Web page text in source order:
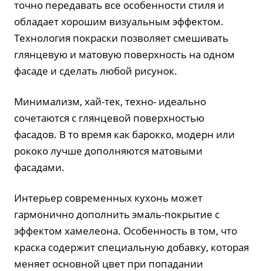
точно передавать все особенности стиля и
обладает хорошим визуальным эффектом.
Технология покраски позволяет смешивать
глянцевую и матовую поверхность на одном
фасаде и сделать любой рисунок.
Минимализм, хай-тек, техно- идеально
сочетаются с глянцевой поверхностью
фасадов. В то время как барокко, модерн или
рококо лучше дополняются матовыми
фасадами.
Интерьер современных кухонь может
гармонично дополнить эмаль-покрытие с
эффектом хамелеона. Особенность в том, что
краска содержит специальную добавку, которая
меняет основной цвет при попадании